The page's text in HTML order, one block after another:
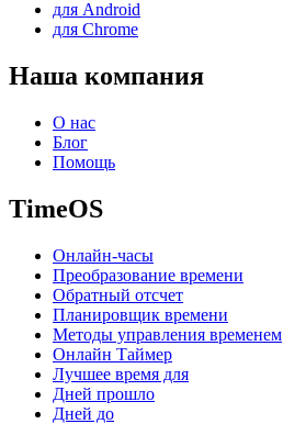
для Android
для Chrome
Наша компания
О нас
Блог
Помощь
TimeOS
Онлайн-часы
Преобразование времени
Обратный отсчет
Планировщик времени
Методы управления временем
Онлайн Таймер
Лучшее время для
Дней прошло
Дней до